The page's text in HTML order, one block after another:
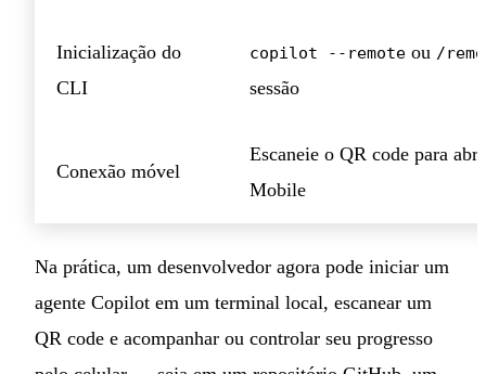
Inicialização do
CLI
copilot --remote ou /
sessão
Conexão móvel
Escaneie o QR code para
Mobile
Na prática, um desenvolvedor agora pode iniciar um
agente Copilot em um terminal local, escanear um
QR code e acompanhar ou controlar seu progresso